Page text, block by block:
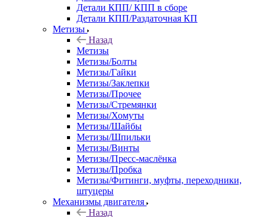
Детали КПП/ КПП в сборе
Детали КПП/Раздаточная КП
Метизы
Назад
Метизы
Метизы/Болты
Метизы/Гайки
Метизы/Заклепки
Метизы/Прочее
Метизы/Стремянки
Метизы/Хомуты
Метизы/Шайбы
Метизы/Шпильки
Метизы/Винты
Метизы/Пресс-маслёнка
Метизы/Пробка
Метизы/Фитинги, муфты, переходники,
штуцеры
Механизмы двигателя
Назад